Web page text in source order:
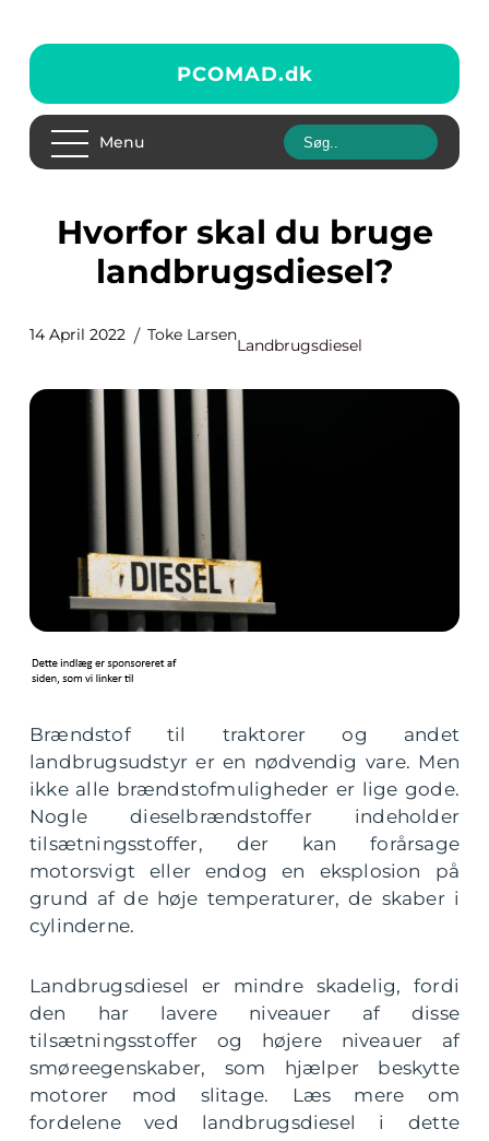
PCOMAD.dk
Menu
Hvorfor skal du bruge
landbrugsdiesel?
14 April 2022 Toke Larsen
Landbrugsdiesel
Brændstof til traktorer og andet
landbrugsudstyr er en nødvendig vare. Men
ikke alle brændstofmuligheder er lige gode.
Nogle dieselbrændstoffer indeholder
tilsætningsstoffer, der kan forårsage
motorsvigt eller endog en eksplosion på
grund af de høje temperaturer, de skaber i
cylinderne.
Landbrugsdiesel er mindre skadelig, fordi
den har lavere niveauer af disse
tilsætningsstoffer og højere niveauer af
smøreegenskaber, som hjælper beskytte
motorer mod slitage. Læs mere om
fordelene ved landbrugsdiesel i dette